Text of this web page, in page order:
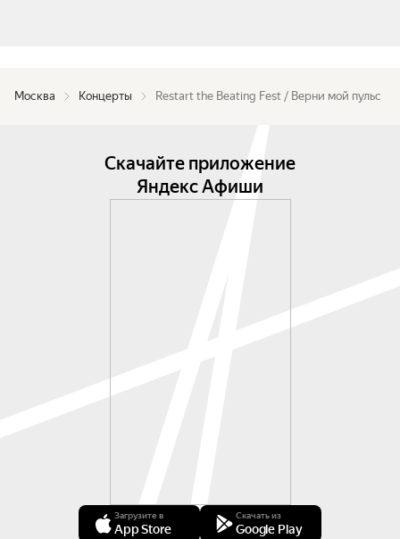
Москва Концерты Restart the Beating Fest / Верни мой пульс
Скачайте приложение
Яндекс Афиши
Загрузите в
App Store
Скачать из
Google Play